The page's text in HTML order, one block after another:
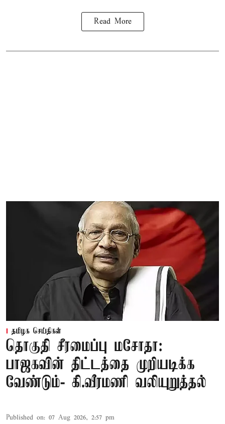
Read More
தமிழக செய்திகள்
தொகுதி சீரமைப்பு மசோதா:
பாஜகவின் திட்டத்தை முறியடிக்க
வேண்டும்- கி.வீரமணி வலியுறுத்தல்
Published on: 07 Aug 2026, 2:57 pm